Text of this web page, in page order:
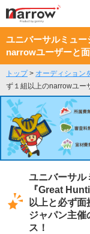
ユニバーサルミュ
narrowユーザーと
トップ> オーディション
ず１組以上のnarrowユー
ユニバーサル
『Great
以上と必ず
ジャパン主催
ス！